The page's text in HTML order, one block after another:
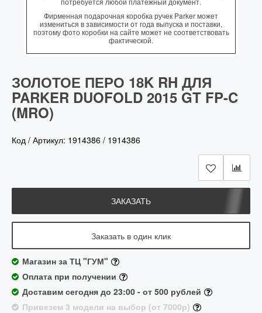
Фирменная подарочная коробка ручек Parker может
измениться в зависимости от года выпуска и поставки,
поэтому фото коробки на сайте может не соответствовать
фактической.
ЗОЛОТОЕ ПЕРО 18K RH ДЛЯ
PARKER DUOFOLD 2015 GT FP-C
(MRO)
Код / Артикул: 1914386 / 1914386
ЗАКАЗАТЬ
Заказать в один клик
Магазин за ТЦ "ГУМ"
Оплата при получении
Доставим сегодня до 23:00 - от 500 рублей
Привезем 3 модели на выбор (от 7000р)